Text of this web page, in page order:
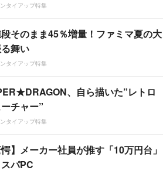
タイアップ特集
そのまま45％増量！ファミマ夏の大
舞い
タイアップ特集
、自ら描いた”レトロ
チャー”
タイアップ特集
愕】メーカー社員が推す「10万円台」
パPC